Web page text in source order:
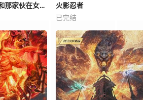
洗浴屋先生！我和那家伙在女浴池！？
火影忍者
已完结